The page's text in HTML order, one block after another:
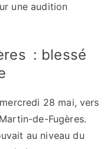
une audition
: blessé
28 mai, vers
de-Fugères.
au niveau du